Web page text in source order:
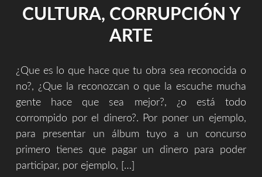
CULTURA, CORRUPCIÓN Y
ARTE
¿Que es lo que hace que tu obra sea reconocida o
no?, ¿Que la reconozcan o que la escuche mucha
gente hace que sea mejor?, ¿o está todo
corrompido por el dinero?. Por poner un ejemplo,
para presentar un álbum tuyo a un concurso
primero tienes que pagar un dinero para poder
participar, por ejemplo, […]